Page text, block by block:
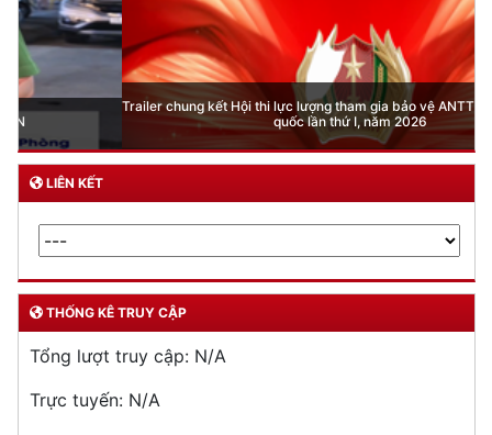
Trailer chung kết Hội thi lực lượng tham gia bảo vệ ANTT ở cơ sở giỏi toàn
quốc lần thứ I, năm 2026
LIÊN KẾT
THỐNG KÊ TRUY CẬP
Tổng lượt truy cập: N/A
Trực tuyến: N/A